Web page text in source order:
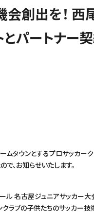
創出を！ 西
パートナー
ムタウンとするプロサッカー
、お知らせいたします。
ル 名古屋ジュニアサッカー大
ラブの子供たちのサッカー技